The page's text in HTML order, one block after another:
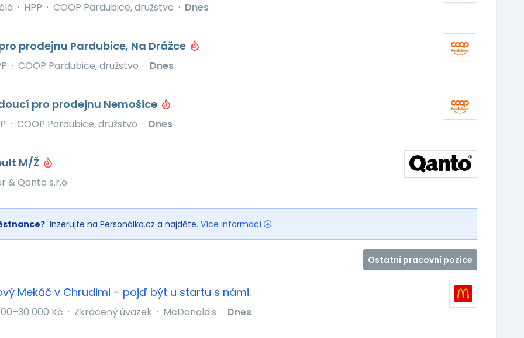
· HPP · COOP Pardubice, družstvo · Dnes
prodejnu Pardubice, Na Drážce
· COOP Pardubice, družstvo · Dnes
pro prodejnu Nemošice
· COOP Pardubice, družstvo · Dnes
M/Ž
& Qanto s.r.o.
Inzerujte na Personálka.cz a najděte. Více informací
Ostatní pracovní pozice
Mekáč v Chrudimi – pojď být u startu s námi.
000 Kč · Zkrácený úvazek · McDonald's · Dnes